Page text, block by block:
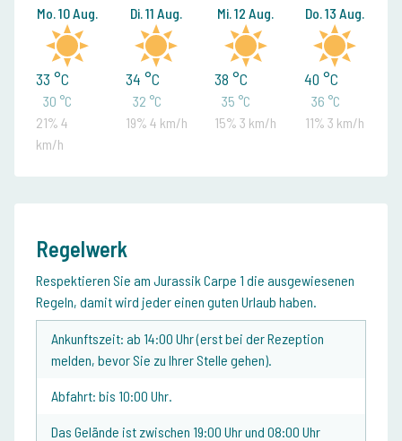
Mo. 10 Aug.
33 °C
30 °C
21% 4
km/h
Di. 11 Aug.
34 °C
32 °C
19% 4 km/h
Mi. 12 Aug.
38 °C
35 °C
15% 3 km/h
Do. 13 Aug.
40 °C
36 °C
11% 3 km/h
Regelwerk
Respektieren Sie am Jurassik Carpe 1 die ausgewiesenen
Regeln, damit wird jeder einen guten Urlaub haben.
Ankunftszeit: ab 14:00 Uhr (erst bei der Rezeption
melden, bevor Sie zu Ihrer Stelle gehen).
Abfahrt: bis 10:00 Uhr.
Das Gelände ist zwischen 19:00 Uhr und 08:00 Uhr